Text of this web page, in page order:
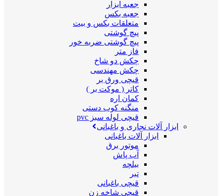
جعبه ابزار
جعبه بکس
متعلقات بکس و بیت
پیچ گوشتی
پیچ گوشتی ضربه خور
فاز متر
چکش دو شاخ
چکش مهندسی
قیچی ورق بر
کاتر ( موکت بر )
کمان اره
منگنه کوب دستی
قیچی لوله سبز pvc
ابزار آلات نجاری و باغبانی
ابزار آلات باغبانی
موتور برق
آب پاش
بیلچه
تبر
قیچی باغبانی
قیچی شاخه زن